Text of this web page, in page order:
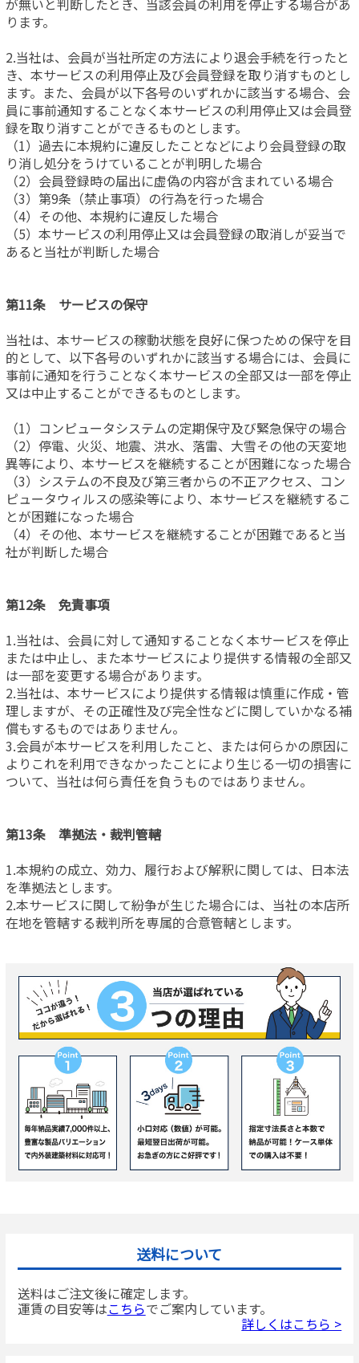
が無いと判断したとき、当該会員の利用を停止する場合があ
ります。
2.当社は、会員が当社所定の方法により退会手続を行ったと
き、本サービスの利用停止及び会員登録を取り消すものとし
ます。また、会員が以下各号のいずれかに該当する場合、会
員に事前通知することなく本サービスの利用停止又は会員登
録を取り消すことができるものとします。
（1）過去に本規約に違反したことなどにより会員登録の取
り消し処分をうけていることが判明した場合
（2）会員登録時の届出に虚偽の内容が含まれている場合
（3）第9条（禁止事項）の行為を行った場合
（4）その他、本規約に違反した場合
（5）本サービスの利用停止又は会員登録の取消しが妥当で
あると当社が判断した場合
第11条 サービスの保守
当社は、本サービスの稼動状態を良好に保つための保守を目
的として、以下各号のいずれかに該当する場合には、会員に
事前に通知を行うことなく本サービスの全部又は一部を停止
又は中止することができるものとします。
（1）コンピュータシステムの定期保守及び緊急保守の場合
（2）停電、火災、地震、洪水、落雷、大雪その他の天変地
異等により、本サービスを継続することが困難になった場合
（3）システムの不良及び第三者からの不正アクセス、コン
ピュータウィルスの感染等により、本サービスを継続するこ
とが困難になった場合
（4）その他、本サービスを継続することが困難であると当
社が判断した場合
第12条 免責事項
1.当社は、会員に対して通知することなく本サービスを停止
または中止し、また本サービスにより提供する情報の全部又
は一部を変更する場合があります。
2.当社は、本サービスにより提供する情報は慎重に作成・管
理しますが、その正確性及び完全性などに関していかなる補
償もするものではありません。
3.会員が本サービスを利用したこと、または何らかの原因に
よりこれを利用できなかったことにより生じる一切の損害に
ついて、当社は何ら責任を負うものではありません。
第13条 準拠法・裁判管轄
1.本規約の成立、効力、履行および解釈に関しては、日本法
を準拠法とします。
2.本サービスに関して紛争が生じた場合には、当社の本店所
在地を管轄する裁判所を専属的合意管轄とします。
送料について
送料はご注文後に確定します。
運賃の目安等はこちらでご案内しています。
詳しくはこちら >